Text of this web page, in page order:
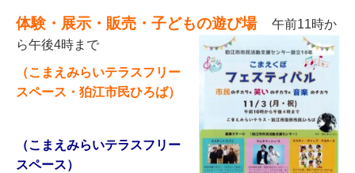
体験・展示・販売・子どもの遊び場
午前11時か
ら午後4時まで
（こまえみらいテラスフリー
スペース・狛江市民ひろば）
（こまえみらいテラスフリー
スペース）